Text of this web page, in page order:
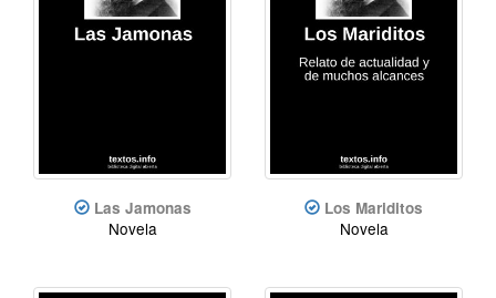
Las Jamonas
Novela
Los Mariditos
Novela